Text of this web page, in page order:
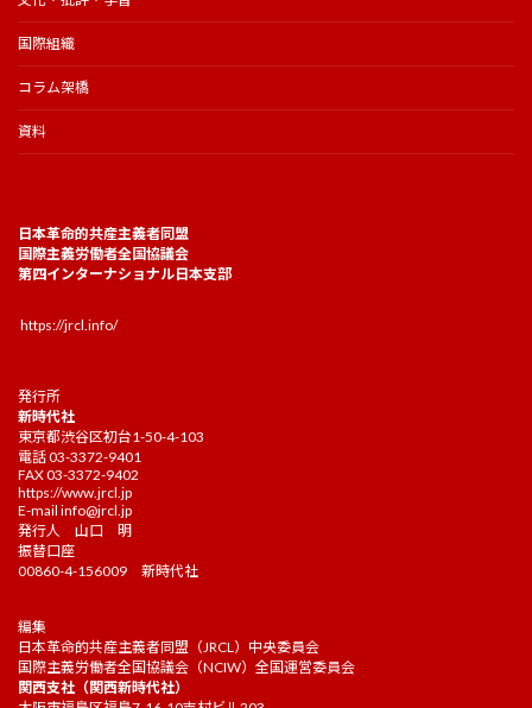
国際組織
コラム架橋
資料
日本革命的共産主義者同盟
国際主義労働者全国協議会
第四インターナショナル日本支部
https://jrcl.info/
発行所
新時代社
東京都渋谷区初台1-50-4-103
電話 03-3372-9401
FAX 03-3372-9402
https://www.jrcl.jp
E-mail info@jrcl.jp
発行人 山口 明
振替口座
00860-4-156009 新時代社
編集
日本革命的共産主義者同盟（JRCL）中央委員会
国際主義労働者全国協議会（NCIW）全国運営委員会
関西支社（関西新時代社）